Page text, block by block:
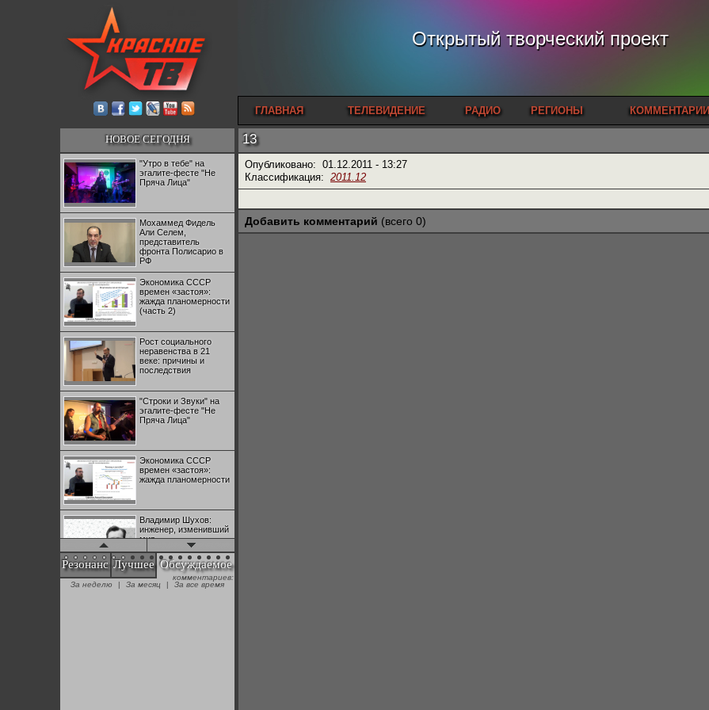
Открытый творческий проект
ГЛАВНАЯ ТЕЛЕВИДЕНИЕ РАДИО РЕГИОНЫ КОММЕНТАРИИ
НОВОЕ СЕГОДНЯ
"Утро в тебе" на
эгалите-фесте "Не
Пряча Лица"
Мохаммед Фидель
Али Селем,
представитель
фронта Полисарио в
РФ
Экономика СССР
времен «застоя»:
жажда планомерности
(часть 2)
Рост социального
неравенства в 21
веке: причины и
последствия
"Строки и Звуки" на
эгалите-фесте "Не
Пряча Лица"
Экономика СССР
времен «застоя»:
жажда планомерности
Владимир Шухов:
инженер, изменивший
мир
"Аркадий Коц" на
эгалите-фесте "Не
Резонанс Лучшее Обсуждаемое
комментариев:
За неделю
| За месяц | За все время
13
Опубликовано: 01.12.2011 - 13:27
Классификация: 2011.12
Добавить комментарий (всего 0)